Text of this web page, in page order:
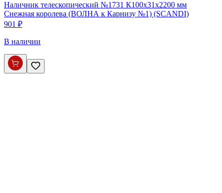
Наличник телескопический №1731 К100х31х2200 мм
Снежная королева (ВОЛНА к Карнизу №1) (SCANDI)
901 ₽
В наличии